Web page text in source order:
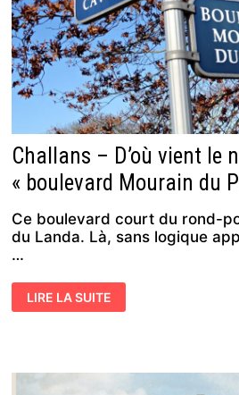
Challans – D’où vient le
« boulevard Mourain du
Ce boulevard court du rond-
du Landa. Là, sans logique
…
CHALLANS
–
LIRE LA SUITE